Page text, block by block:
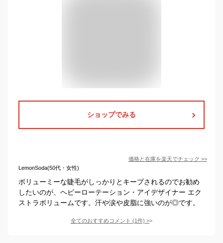
ショップでみる
価格と在庫を楽天でチェック >>
LemonSoda(50代・女性)
ボリューミーな睫毛がしっかりとキープされるのでお勧め
したいのが、ヘビーローテーション・アイデザイナー エク
ストラボリュームです。汗や涙や皮脂に強いのが◎です。
全てのおすすめコメント (1件) >